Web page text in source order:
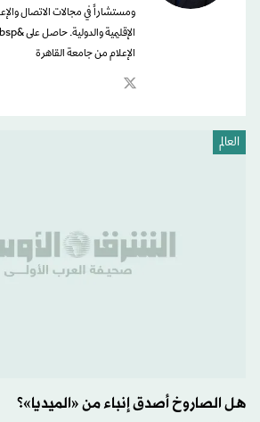
ومستشاراً في مجالات الاتصال
الإعلام من جامعة القاهرة
العالم
هل الصاروخ أصدق إنباء من «الميديا»؟